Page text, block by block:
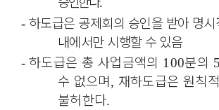
- 하도급은 공제회의 승인을 받아 명시
내에서만 시행할 수 있음
- 하도급은 총 사업금액의 100분의
수 없으며, 재하도급은 원칙
불허한다.